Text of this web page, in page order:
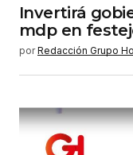
Invertirá
mdp en
por Redacción Grupo